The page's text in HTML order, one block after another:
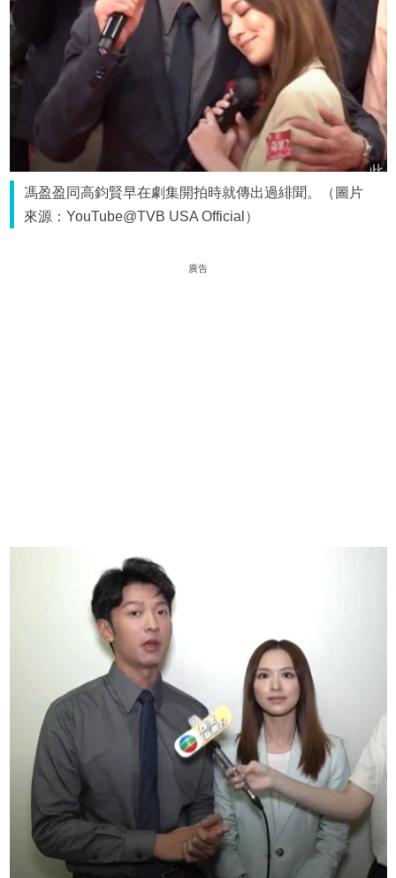
馮盈盈同高鈞賢早在劇集開拍時就傳出過緋聞。（圖片
來源：YouTube@TVB USA Official）
廣告